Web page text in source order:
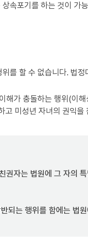
속포기를 하는 것이 가
를 할 수 없습니다. 법정
해가 충돌하는 행위(이해
고 미성년 자녀의 권익을
권자는 법원에 그 자의 특
되는 행위를 함에는 법